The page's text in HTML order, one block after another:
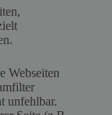
Webseiten
unfehlbar.